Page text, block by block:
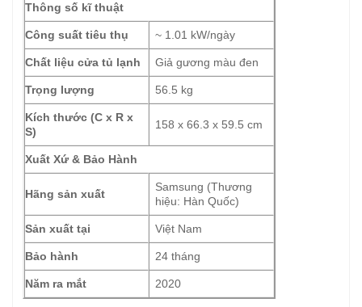
Thông số kĩ thuật
Công suất tiêu thụ ~ 1.01 kW/ngày
Chất liệu cửa tủ lạnh Giả gương màu đen
Trọng lượng 56.5 kg
Kích thước (C x R x
S)
158 x 66.3 x 59.5 cm
Xuất Xứ & Bảo Hành
Hãng sản xuất
Samsung (Thương
hiệu: Hàn Quốc)
Sản xuất tại Việt Nam
Bảo hành 24 tháng
Năm ra mắt 2020